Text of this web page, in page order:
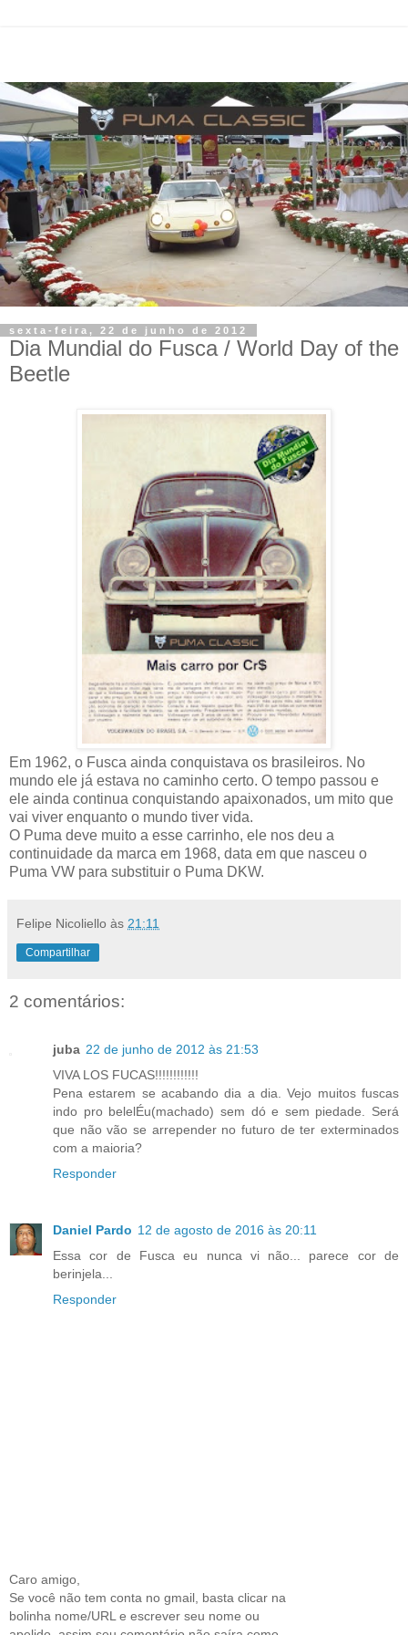
sexta-feira, 22 de junho de 2012
Dia Mundial do Fusca / World Day of the
Beetle
Em 1962, o Fusca ainda conquistava os brasileiros. No
mundo ele já estava no caminho certo. O tempo passou e
ele ainda continua conquistando apaixonados, um mito que
vai viver enquanto o mundo tiver vida.
O Puma deve muito a esse carrinho, ele nos deu a
continuidade da marca em 1968, data em que nasceu o
Puma VW para substituir o Puma DKW.
Felipe Nicoliello às 21:11
Compartilhar
2 comentários:
juba 22 de junho de 2012 às 21:53
VIVA LOS FUCAS!!!!!!!!!!!!
Pena estarem se acabando dia a dia. Vejo muitos fuscas
indo pro belelÉu(machado) sem dó e sem piedade. Será
que não vão se arrepender no futuro de ter exterminados
com a maioria?
Responder
Daniel Pardo 12 de agosto de 2016 às 20:11
Essa cor de Fusca eu nunca vi não... parece cor de
berinjela...
Responder
Caro amigo,
Se você não tem conta no gmail, basta clicar na
bolinha nome/URL e escrever seu nome ou